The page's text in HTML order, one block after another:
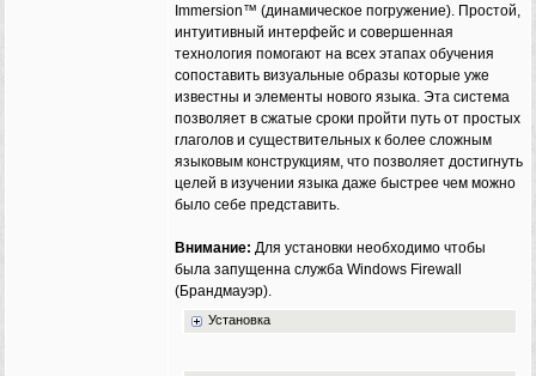
Immersion™ (динамическое погружение). Простой,
интуитивный интерфейс и совершенная
технология помогают на всех этапах обучения
сопоставить визуальные образы которые уже
известны и элементы нового языка. Эта система
позволяет в сжатые сроки пройти путь от простых
глаголов и существительных к более сложным
языковым конструкциям, что позволяет достигнуть
целей в изучении языка даже быстрее чем можно
было себе представить.
Внимание: Для установки необходимо чтобы
была запущенна служба Windows Firewall
(Брандмауэр).
Установка